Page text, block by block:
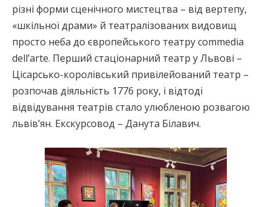
різні форми сценічного мистецтва – від вертепу,
«шкільної драми» й театралізованих видовищ
просто неба до європейського театру commedia
dell’arte. Перший стаціонарний театр у Львові –
Цісарсько-королівський привілейований театр –
розпочав діяльність 1776 року, і відтоді
відвідування театрів стало улюбленою розвагою
львів’ян. Екскурсовод – Данута Білавич.